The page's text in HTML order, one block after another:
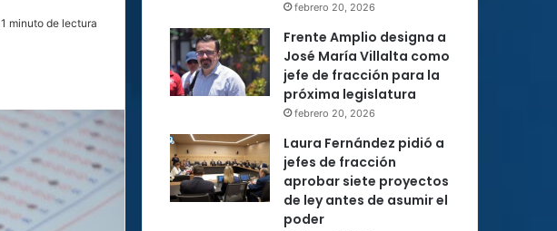
1 minuto de lectura
febrero 20, 2026
Frente Amplio designa a
José María Villalta como
jefe de fracción para la
próxima legislatura
febrero 20, 2026
Laura Fernández pidió a
jefes de fracción
aprobar siete proyectos
de ley antes de asumir el
poder